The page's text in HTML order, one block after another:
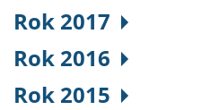
Rok 2017
Rok 2016
Rok 2015